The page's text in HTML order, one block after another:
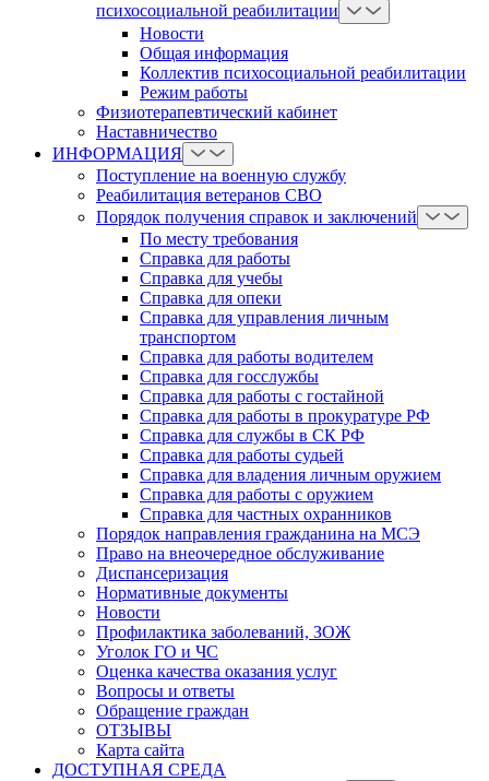
психосоциальной реабилитации
Новости
Общая информация
Коллектив психосоциальной реабилитации
Режим работы
Физиотерапевтический кабинет
Наставничество
ИНФОРМАЦИЯ
Поступление на военную службу
Реабилитация ветеранов СВО
Порядок получения справок и заключений
По месту требования
Справка для работы
Справка для учебы
Справка для опеки
Справка для управления личным
транспортом
Справка для работы водителем
Справка для госслужбы
Справка для работы с гостайной
Справка для работы в прокуратуре РФ
Справка для службы в СК РФ
Справка для работы судьей
Справка для владения личным оружием
Справка для работы с оружием
Справка для частных охранников
Порядок направления гражданина на МСЭ
Право на внеочередное обслуживание
Диспансеризация
Нормативные документы
Новости
Профилактика заболеваний, ЗОЖ
Уголок ГО и ЧС
Оценка качества оказания услуг
Вопросы и ответы
Обращение граждан
ОТЗЫВЫ
Карта сайта
ДОСТУПНАЯ СРЕДА